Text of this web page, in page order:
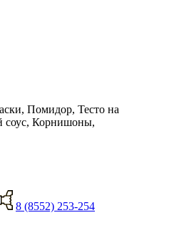
Помидор, Тесто на
соус, Корнишоны,
8 (8552) 253-254